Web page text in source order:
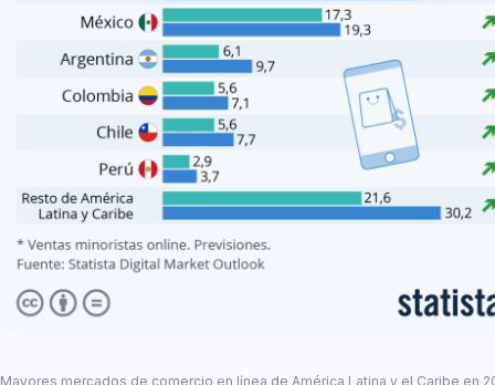
Mayores mercados de comercio en línea de América Latina y el Caribe en